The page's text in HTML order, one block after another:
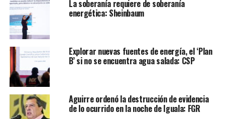
Te puede interesar
justicia continuará los años que
sean necesarios, advierte
Sheinbaum Pardo hizo un recuento de las condiciones
en que avanza la rehabilitación de la también llamada
La soberanía requiere de soberanía
energética: Sheinbaum
Explorar nuevas fuentes de energía, el ‘Plan
B’ si no se encuentra agua salada: CSP
Aguirre ordenó la destrucción de evidencia
de lo ocurrido en la noche de Iguala: FGR